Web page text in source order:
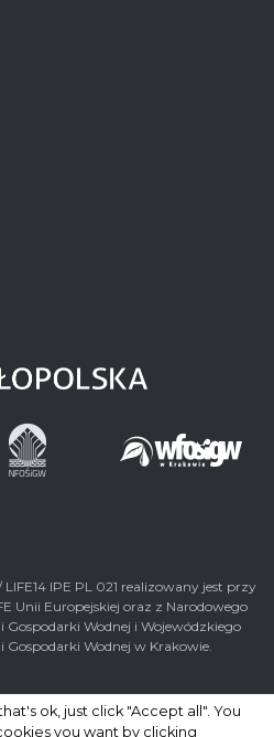
IPE PL 021 realizowany jest przy
Unii Europejskiej oraz z Narodowego
Wodnej i Wojewódzkiego
Wodnej w Krakowie.
ok, just click "Accept all". You
you want by clicking